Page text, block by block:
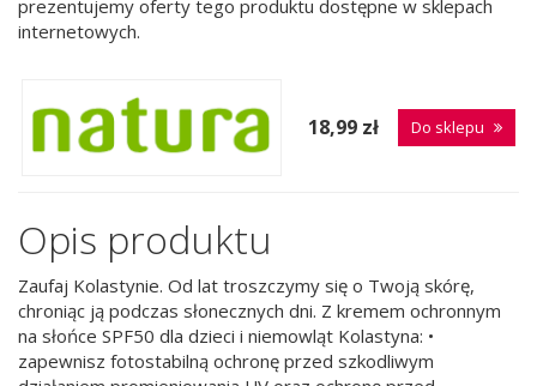
prezentujemy oferty tego produktu dostępne w sklepach
internetowych.
18,99 zł Do sklepu
Opis produktu
Zaufaj Kolastynie. Od lat troszczymy się o Twoją skórę,
chroniąc ją podczas słonecznych dni. Z kremem ochronnym
na słońce SPF50 dla dzieci i niemowląt Kolastyna: •
zapewnisz fotostabilną ochronę przed szkodliwym